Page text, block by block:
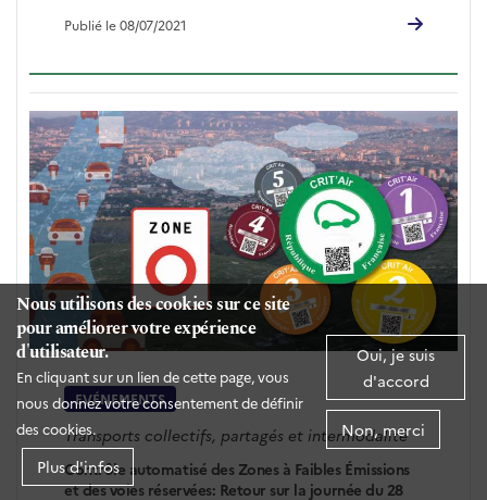
Nous utilisons des cookies sur ce site
pour améliorer votre expérience
d'utilisateur.
En cliquant sur un lien de cette page, vous
nous donnez votre consentement de définir
des cookies.
Plus d'infos
Oui, je suis
d'accord
Non, merci
Publié le 08/07/2021
EVÉNEMENTS
Transports collectifs, partagés et intermodalité
Contrôle automatisé des Zones à Faibles Émissions
et des voies réservées: Retour sur la journée du 28